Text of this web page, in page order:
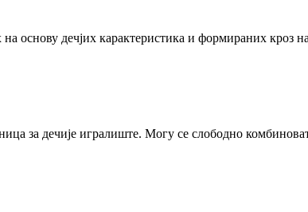
на основу дечјих карактеристика и формираних
за дечије игралиште. Могу се слободно